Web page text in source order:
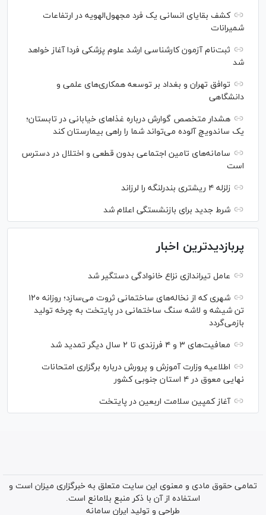
کشف بقایای انسانی یک فرد مجهول‌الهویه در ارتفاعات
شمیرانات
ثبت‌نام آزمون کارشناسی ارشد علوم پزشکی فردا آغاز خواهد
شد
توافق تهران و بغداد بر توسعه همکاری‌های علمی و
دانشگاهی
هشدار متخصص گوارش درباره غذا‌های خیابانی در تابستان؛
یک ساندویچ آلوده می‌تواند شما را راهی بیمارستان کند
سامانه‌های تامین اجتماعی بدون قطعی و اختلال در دسترس
است
زلزله ۴ ریشتری بندرلنگه را لرزاند
شرط جدید برای بازنشستگی اعلام شد
پربازدیدترین اخبار
عامل تیراندازی نزاع خانوادگی دستگیر شد
شهری که از نخاله‌های ساختمانی ثروت می‌سازد؛ روزانه ۱۲۰
تن شیشه و لاشه سنگ ساختمانی در پایتخت به چرخه تولید
بازمی‌گردد
معافیت‌های ۳ و ۴ فرزندی تا ۲ سال دیگر تمدید شد
اطلاعیه وزارت آموزش و پرورش درباره برگزاری امتحانات
نهایی معوق در ۴ استان جنوبی کشور
آغاز کمپین سلامت اربعین در پایتخت
تمامی حقوق مادی و معنوی این سایت متعلق به خبرگزاری میزان است و
استفاده از آن با ذکر منبع بلامانع است.
طراحی و تولید ایران سامانه